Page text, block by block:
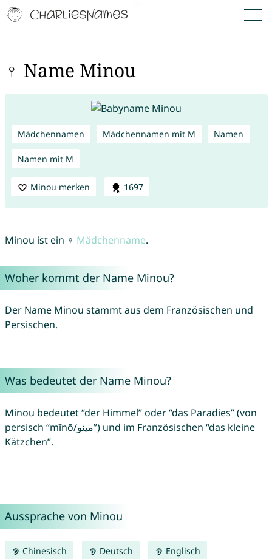
♀ Name Minou
Mädchennamen Mädchennamen mit M Namen
Namen mit M
Minou merken 1697
Minou ist ein ♀ Mädchenname.
Woher kommt der Name Minou?
Der Name Minou stammt aus dem Französischen und
Persischen.
Was bedeutet der Name Minou?
Minou bedeutet “der Himmel” oder “das Paradies” (von
persisch “mīnō/مینو”) und im Französischen “das kleine
Kätzchen”.
Aussprache von Minou
Chinesisch Deutsch Englisch